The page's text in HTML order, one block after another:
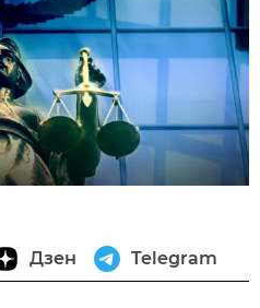
Дзен Telegram